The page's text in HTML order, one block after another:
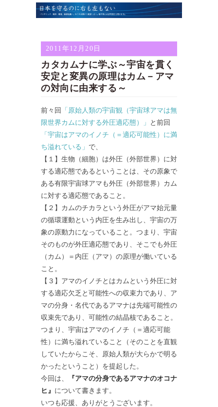
2011年12月20日
カタカムナに学ぶ～宇宙を貫く
安定と変異の原理はカム－アマ
の対向に由来する～
前々回
「原始人類の宇宙観（宇宙球アマは無
限世界カムに対する外圧適応態）」
と前回
「宇宙はアマのイノチ（＝適応可能性）に満
ち溢れている」 で、
【１】生物（細胞）は外圧（外部世界）に対
する適応態であるということは、その原象で
ある有限宇宙球アマも外圧（外部世界）カム
に対する適応態であること。
【２】カムのチカラという外圧がアマ始元量
の循環運動という内圧を生み出し、宇宙の万
象の原動力になっていること。つまり、宇宙
そのものが外圧適応態であり、そこでも外圧
（カム）＝内圧（アマ）の原理が働いている
こと。
【３】アマのイノチとはカムという外圧に対
する適応欠乏と可能性への収束力であり、ア
マの分身・名代であるアマナは先端可能性の
収束先であり、可能性の結晶核であること。
つまり、宇宙はアマのイノチ（＝適応可能
性）に満ち溢れていること（そのことを直観
していたからこそ、原始人類が大らかで明る
かったということ）を提起した。
今回は、
『アマの分身であるアマナのオコナ
ヒ』 について書きます。
いつも応援、ありがとうございます。